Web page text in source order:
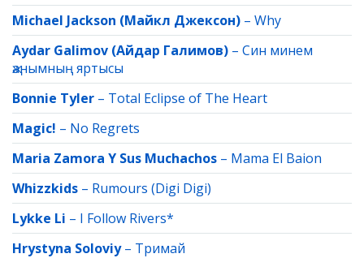
Michael Jackson (Майкл Джексон) – Why
Aydar Galimov (Айдар Галимов) – Син минем
җанымның яртысы
Bonnie Tyler – Total Eclipse of The Heart
Magic! – No Regrets
Maria Zamora Y Sus Muchachos – Mama El Baion
Whizzkids – Rumours (Digi Digi)
Lykke Li – I Follow Rivers*
Hrystyna Soloviy– Тримай